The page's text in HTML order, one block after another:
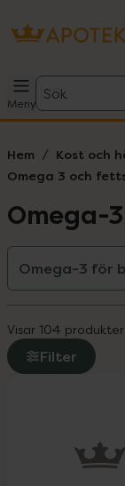
Meny
Sök
Hem Kost och
Omega 3 och
Omega-
Omega-3 för
Visar 104 produkter
Filter